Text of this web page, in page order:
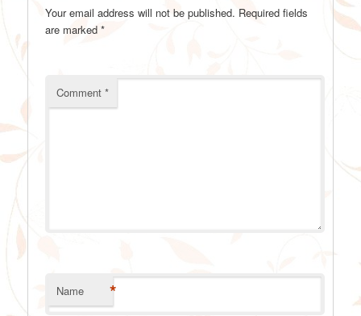
Your email address will not be published. Required fields
are marked*
Comment*
Name *